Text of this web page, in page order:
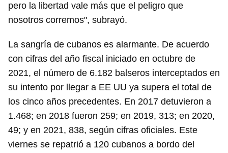
pero la libertad vale más que el peligro que
nosotros corremos", subrayó.
La sangría de cubanos es alarmante. De acuerdo
con cifras del año fiscal iniciado en octubre de
2021, el número de 6.182 balseros interceptados en
su intento por llegar a EE UU ya supera el total de
los cinco años precedentes. En 2017 detuvieron a
1.468; en 2018 fueron 259; en 2019, 313; en 2020,
49; y en 2021, 838, según cifras oficiales. Este
viernes se repatrió a 120 cubanos a bordo del